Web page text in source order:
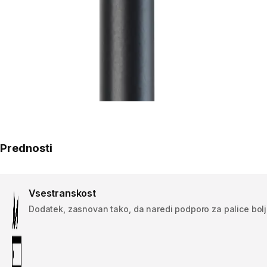
Prednosti
Vsestranskost
Dodatek, zasnovan tako, da naredi podporo za palice